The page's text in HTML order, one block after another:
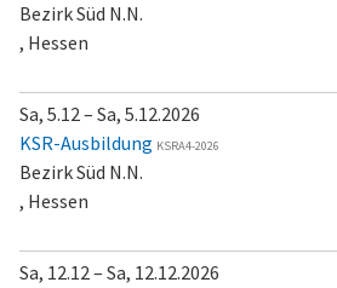
Bezirk Süd N.N.
, Hessen
Sa, 5.12 – Sa, 5.12.2026
KSR-Ausbildung KSRA4-2026
Bezirk Süd N.N.
, Hessen
Sa, 12.12 – Sa, 12.12.2026